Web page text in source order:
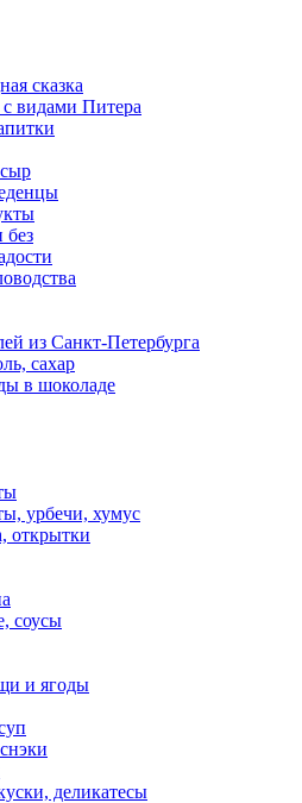
сказка
видами Питера
без
из Санкт-Петербурга
сахар
в шоколаде
урбечи, хумус
открытки
соусы
и ягоды
деликатесы